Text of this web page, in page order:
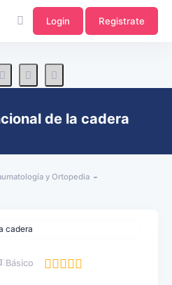
Login Registrate
de la cadera
y Ortopedia
Básico